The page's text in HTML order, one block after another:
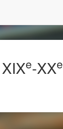
e-XXe